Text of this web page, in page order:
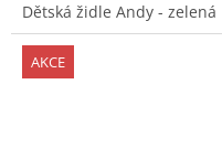
Dětská židle Andy - zelená
AKCE